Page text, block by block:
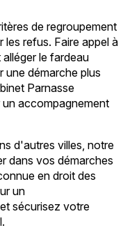
de regroupement
les refus. Faire appel à
le fardeau
une démarche plus
Parnasse
accompagnement
d'autres villes, notre
dans vos démarches
en droit des
un
sécurisez votre